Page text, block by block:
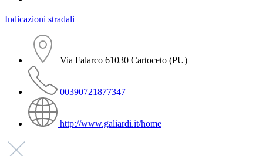
Indicazioni stradali
Via Falarco 61030 Cartoceto (PU)
00390721877347
http://www.galiardi.it/home